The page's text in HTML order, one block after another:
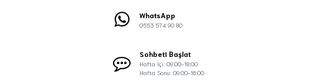
WhatsApp
0553 574 90 80
Sohbeti Başlat
Hafta İçi: 09:00-18:00
Hafta Sonu: 09:00-16:00